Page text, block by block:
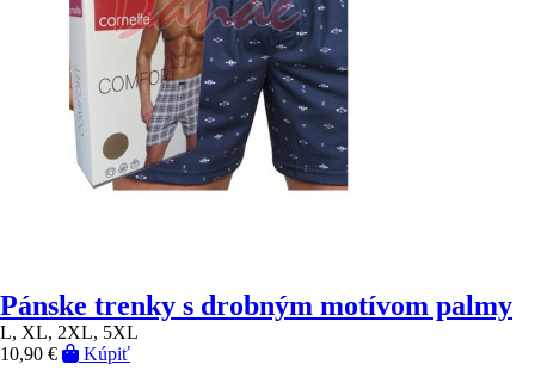
Pánske trenky s drobným motívom palmy
L, XL, 2XL, 5XL
10,90 €
Kúpiť